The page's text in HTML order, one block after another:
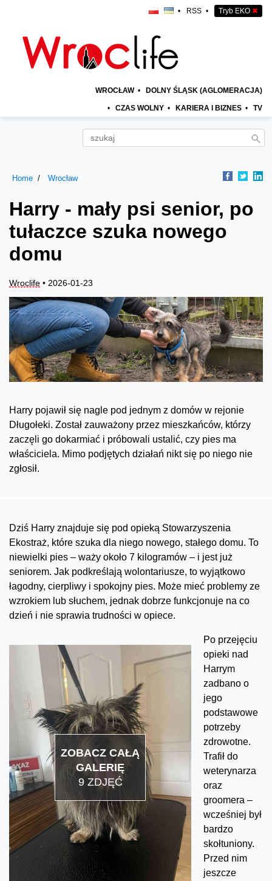
• RSS • Tryb EKO ✖
WROCŁAW • DOLNY ŚLĄSK (AGLOMERACJA)
• CZAS WOLNY • KARIERA I BIZNES • TV
Home Wrocław
Harry - mały psi senior, po
tułaczce szuka nowego
domu
Wroclife • 2026-01-23
Harry pojawił się nagle pod jednym z domów w rejonie
Długołeki. Został zauważony przez mieszkańców, którzy
zaczęli go dokarmiać i próbowali ustalić, czy pies ma
właściciela. Mimo podjętych działań nikt się po niego nie
zgłosił.
Dziś Harry znajduje się pod opieką Stowarzyszenia
Ekostraż, które szuka dla niego nowego, stałego domu. To
niewielki pies – waży około 7 kilogramów – i jest już
seniorem. Jak podkreślają wolontariusze, to wyjątkowo
łagodny, cierpliwy i spokojny pies. Może mieć problemy ze
wzrokiem lub słuchem, jednak dobrze funkcjonuje na co
dzień i nie sprawia trudności w opiece.
ZOBACZ CAŁĄ
GALERIĘ
9 ZDJĘĆ
Po przejęciu
opieki nad
Harrym
zadbano o
jego
podstawowe
potrzeby
zdrowotne.
Trafił do
weterynarza
oraz
groomera –
wcześniej był
bardzo
skołtuniony.
Przed nim
jeszcze